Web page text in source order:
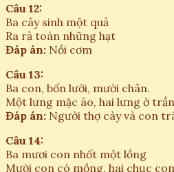
Câu 12:
Ba cây sinh một quả
Ra rả toàn những hạt
Đáp án: Nồi cơm
Câu 13:
Ba con, bốn lưỡi, mười chân.
Một lưng mặc áo, hai lưng ở trần
Đáp án: Người thợ cày và con
Câu 14:
Ba mươi con nhốt một lồng
Mười con có mồng, hai chục